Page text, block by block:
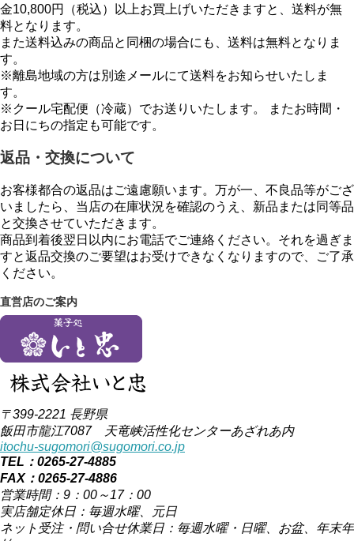
金10,800円（税込）以上お買上げいただきますと、送料が無
料となります。
また送料込みの商品と同梱の場合にも、送料は無料となりま
す。
※離島地域の方は別途メールにて送料をお知らせいたしま
す。
※クール宅配便（冷蔵）でお送りいたします。 またお時間・
お日にちの指定も可能です。
返品・交換について
お客様都合の返品はご遠慮願います。万が一、不良品等がござ
いましたら、当店の在庫状況を確認のうえ、新品または同等品
と交換させていただきます。
商品到着後翌日以内にお電話でご連絡ください。それを過ぎま
すと返品交換のご要望はお受けできなくなりますので、ご了承
ください。
直営店のご案内
〒399-2221 長野県
飯田市龍江7087 天竜峡活性化センターあざれあ内
itochu-sugomori@sugomori.co.jp
TEL：0265-27-4885
FAX：0265-27-4886
営業時間：9：00～17：00
実店舗定休日：毎週水曜、元日
ネット受注・問い合せ休業日：毎週水曜・日曜、お盆、年末年